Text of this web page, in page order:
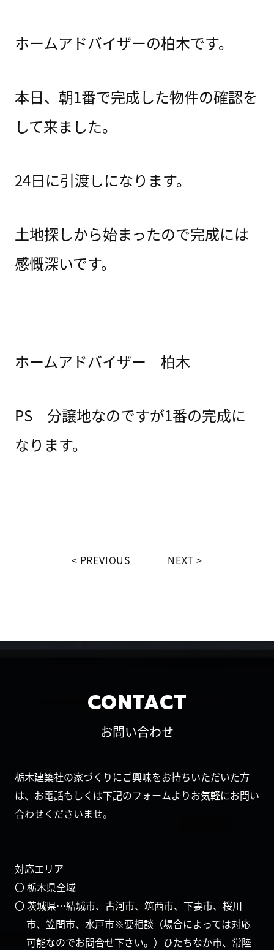
ホームアドバイザーの柏木です。
本日、朝1番で完成した物件の確認を
して来ました。
24日に引渡しになります。
土地探しから始まったので完成には
感慨深いです。
ホームアドバイザー 柏木
PS 分譲地なのですが1番の完成に
なります。
PREVIOUS NEXT
CONTACT
お問い合わせ
栃木建築社の家づくりにご興味をお持ちいただいた方
は、お電話もしくは下記のフォームよりお気軽にお問い
合わせくださいませ。
対応エリア
〇 栃木県全域
〇 茨城県…結城市、古河市、筑西市、下妻市、桜川
市、笠間市、水戸市※要相談（場合によっては対応
可能なのでお問合せ下さい。）ひたちなか市、常陸